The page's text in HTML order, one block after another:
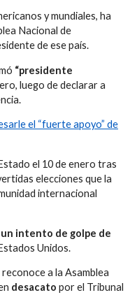
y mundiales, ha
Nacional de
de ese país.
“presidente
luego de declarar a
el “fuerte apoyo” de
el 10 de enero tras
elecciones que la
internacional
intento de golpe de
Unidos.
a la Asamblea
desacato por el Tribunal